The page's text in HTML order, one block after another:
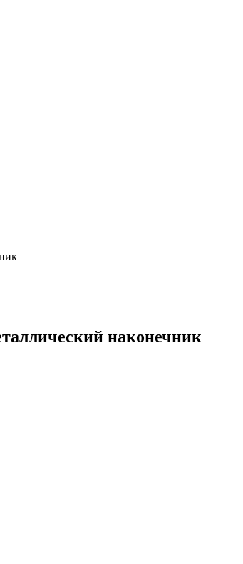
наконечник